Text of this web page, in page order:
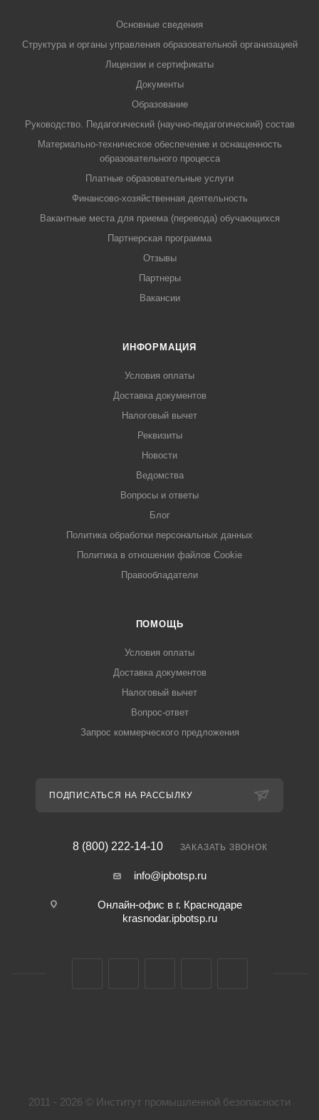
Основные сведения
Структура и органы управления образовательной организацией
Лицензии и сертификаты
Документы
Образование
Руководство. Педагогический (научно-педагогический) состав
Материально-техническое обеспечение и оснащенность
образовательного процесса
Платные образовательные услуги
Финансово-хозяйственная деятельность
Вакантные места для приема (перевода) обучающихся
Партнерская программа
Отзывы
Партнеры
Вакансии
ИНФОРМАЦИЯ
Условия оплаты
Доставка документов
Налоговый вычет
Реквизиты
Новости
Ведомства
Вопросы и ответы
Блог
Политика обработки персональных данных
Политика в отношении файлов Cookie
Правообладатели
ПОМОЩЬ
Условия оплаты
Доставка документов
Налоговый вычет
Вопрос-ответ
Запрос коммерческого предложения
ПОДПИСАТЬСЯ НА РАССЫЛКУ
8 (800) 222-14-10 ЗАКАЗАТЬ ЗВОНОК
info@ipbotsp.ru
Онлайн-офис в г. Краснодаре
krasnodar.ipbotsp.ru
2011 - 2026 © Институт промышленной безопасности